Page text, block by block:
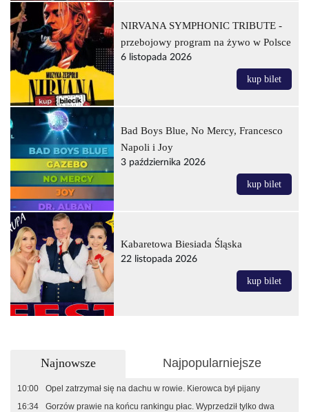
NIRVANA SYMPHONIC TRIBUTE -
przebojowy program na żywo w Polsce
6 listopada 2026
kup bilet
Bad Boys Blue, No Mercy, Francesco
Napoli i Joy
3 października 2026
kup bilet
Kabaretowa Biesiada Śląska
22 listopada 2026
kup bilet
Najnowsze Najpopularniejsze
10:00
Opel zatrzymał się na dachu w rowie. Kierowca był pijany
16:34
Gorzów prawie na końcu rankingu płac. Wyprzedził tylko dwa